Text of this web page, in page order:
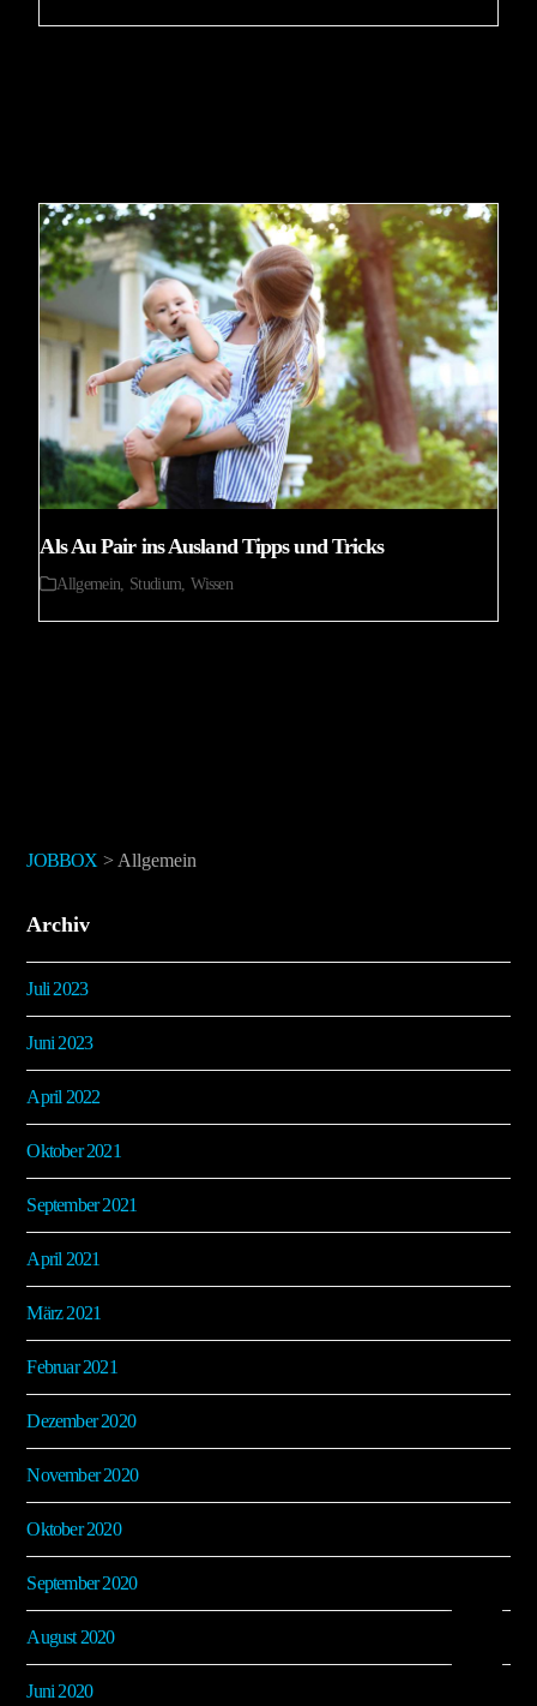
Als Au Pair ins Ausland Tipps und Tricks
Allgemein, Studium,Wissen
JOBBOX > Allgemein
Archiv
Juli 2023
Juni 2023
April 2022
Oktober 2021
September 2021
April 2021
März 2021
Februar 2021
Dezember 2020
November 2020
Oktober 2020
September 2020
August 2020
Juni 2020